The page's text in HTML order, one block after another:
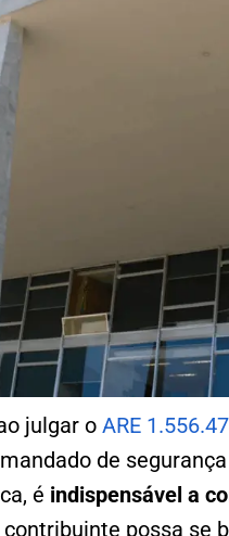
julgar o ARE
de
é indispensável a
possa se